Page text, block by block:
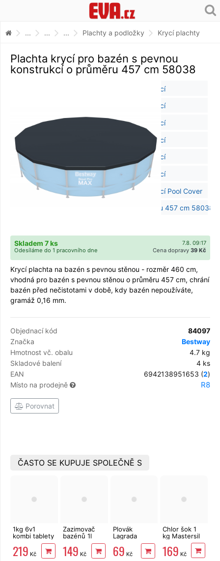
... ... ... Plachty a podložky Krycí plachty
Plachta krycí pro bazén s pevnou
konstrukcí o průměru 457 cm 58038
7.8. 09:17
Skladem 7 ks
Cena dopravy 39 Kč
Odesíláme do 1 pracovního dne
Krycí plachta na bazén s pevnou stěnou - rozměr 460 cm,
vhodná pro bazén s pevnou stěnou o průměru 457 cm, chrání
bazén před nečistotami v době, kdy bazén nepoužíváte,
gramáž 0,16 mm.
Objednací kód
84097
Značka
Bestway
Hmotnost vč. obalu
4.7 kg
Skladové balení
4 ks
EAN
6942138951653 (2)
Místo na prodejně
R8
Porovnat
ČASTO SE KUPUJE SPOLEČNĚ S
1kg 6v1
kombi tablety
Multiplex
Mastersil
219 Kč
Zazimovač
bazénů 1l
149 Kč
Plovák
Lagrada
bazénový na
tablety 200
69 Kč
Chlor šok 1
kg Mastersil
169 Kč